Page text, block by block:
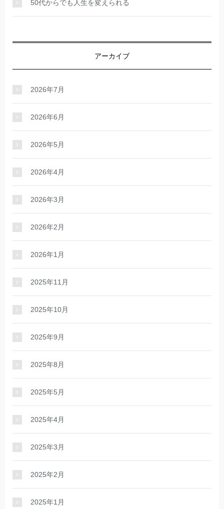
50代からでも人生を変えられる
アーカイブ
2026年7月
2026年6月
2026年5月
2026年4月
2026年3月
2026年2月
2026年1月
2025年11月
2025年10月
2025年9月
2025年8月
2025年5月
2025年4月
2025年3月
2025年2月
2025年1月